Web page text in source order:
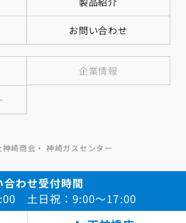
合わせ受付時間
土日祝：9:00～17:00
お問い合わせ
企業情報
崎商会・ 神崎ガスセンター